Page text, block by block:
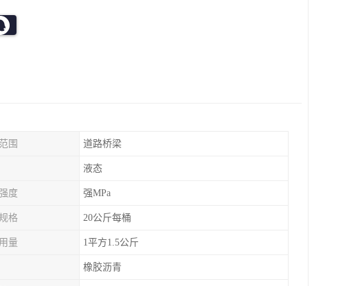
围 道路桥梁
液态
度 强MPa
格 20公斤每桶
量 1平方1.5公斤
橡胶沥青